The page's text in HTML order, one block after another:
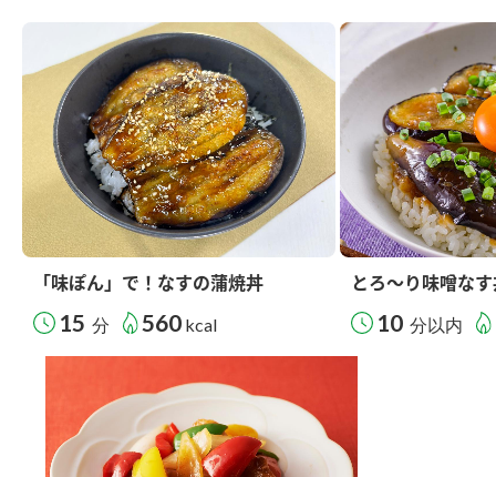
「味ぽん」で！なすの蒲焼丼
15 分 560 kcal
とろ～り味噌な
10 分以内